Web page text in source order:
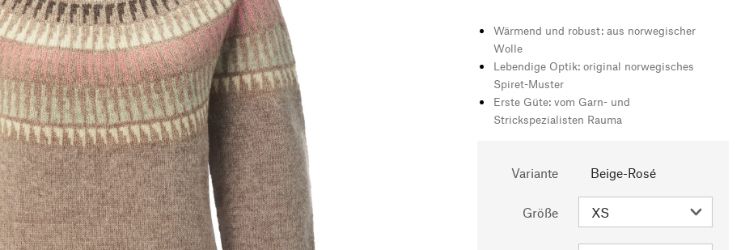
Wärmend und robust: aus norwegischer
Wolle
Lebendige Optik: original norwegisches
Spiret-Muster
Erste Güte: vom Garn- und
Strickspezialisten Rauma
Variante Beige-Rosé
Größe